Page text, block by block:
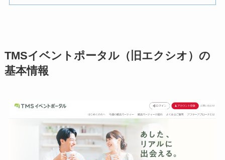
TMSイベントポータル（旧エクシオ）の
基本情報